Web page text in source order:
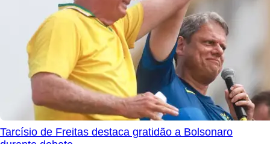
Tarcísio de Freitas destaca gratidão a Bolsonaro